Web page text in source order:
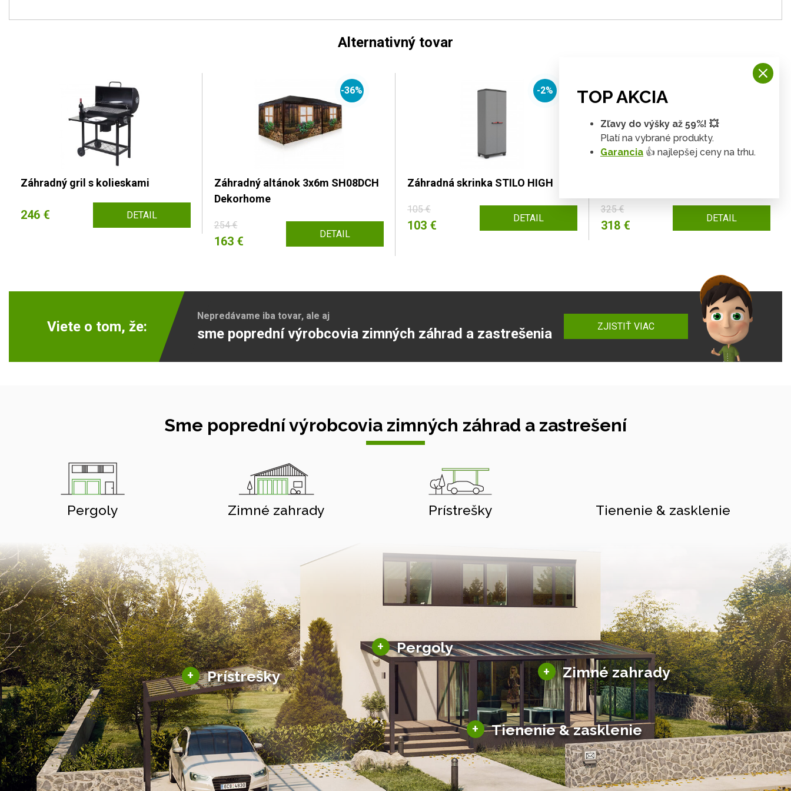
Alternativný tovar
Záhradný gril s kolieskami
246 € DETAIL
-36%
Záhradný altánok 3x6m SH08DCH
Dekorhome
254 €
163 € DETAIL
-2%
Záhradná skrinka STILO HIGH
105 €
103 € DETAIL
325 €
318 € DETAIL
Viete o tom, že:
Nepredávame iba tovar, ale aj
sme poprední výrobcovia zimných záhrad a zastrešenia ZJISTIŤ VIAC
Sme poprední výrobcovia zimných záhrad a zastrešení
Pergoly Zimné zahrady Prístrešky Tienenie & zasklenie
+ Pergoly
Hliníkové pergoly
Bioklimatické pergoly
Altány a zastrešenie
Solárne pergoly
+ Zimné zahrady
Sezónne zimné záhrady
Hliníkové zimné záhrady
Posuvné zimné záhrady
Solárne zimné záhrady
+ Prístrešky
Hliníkové prístrešky
Solárne prístrešky pre auto
+ Tienenie & zasklenie
Tienenie
Zasklenie
TOP AKCIA
Zľavy do výšky až 59%! 💥
Platí na vybrané produkty.
Garancia 👍 najlepšej ceny na trhu.